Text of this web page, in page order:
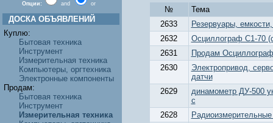
Опции: and or
ДОСКА ОБЪЯВЛЕНИЙ
Куплю:
Бытовая техника
Инструмент
Измерительная техника
Компьютеры, оргтехника
Электронные компоненты
Продам:
Бытовая техника
Инструмент
Измерительная техника
№
Тема
2633
Резервуары,
2632
Осциллограф С1-70
2631
Продам
2630
Электропривод,
датчи
2629
динамометр ДУ-500
с
2628